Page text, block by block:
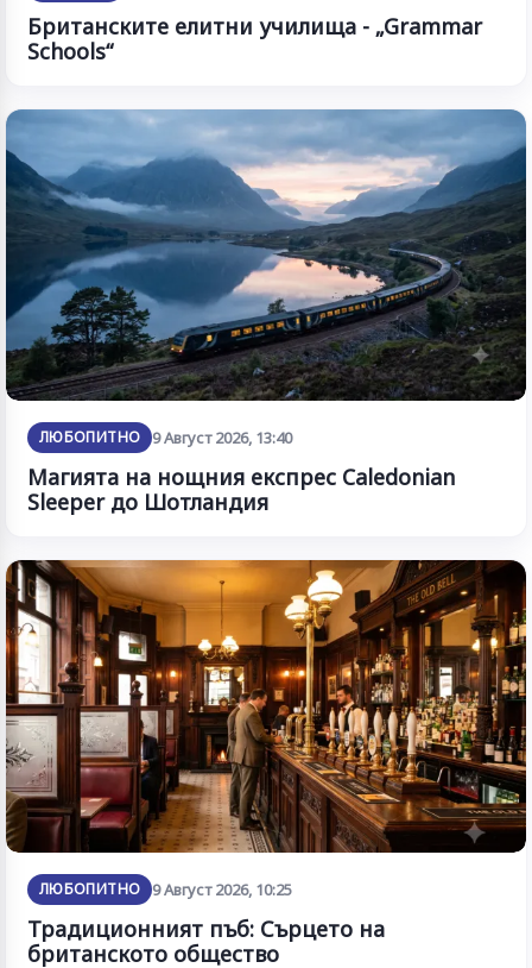
Британските елитни училища - „Grammar
Schools“
ЛЮБОПИТНО 9 Август 2026, 13:40
Магията на нощния експрес Caledonian
Sleeper до Шотландия
ЛЮБОПИТНО 9 Август 2026, 10:25
Традиционният пъб: Сърцето на
британското общество